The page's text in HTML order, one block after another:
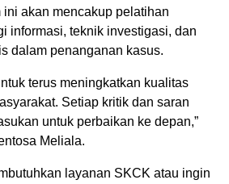
ini akan mencakup pelatihan
informasi, teknik investigasi, dan
dalam penanganan kasus.
terus meningkatkan kualitas
Setiap kritik dan saran
untuk perbaikan ke depan,”
Meliala.
layanan SKCK atau ingin